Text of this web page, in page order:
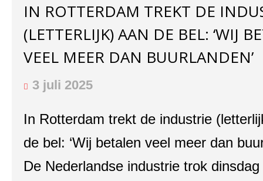
DOWNLOADS
PODCASTS
AGENDA
IN ROTTERDAM TREKT DE
(LETTERLIJK) AAN DE BEL: ‘WIJ
VEEL MEER DAN BUURLANDEN’
3 juli 2025
In Rotterdam trekt de industrie
de bel: ‘Wij betalen veel meer dan
De Nederlandse industrie trok